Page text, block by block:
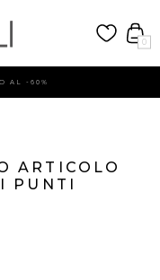
0
AL -60%
ARTICOLO
PUNTI